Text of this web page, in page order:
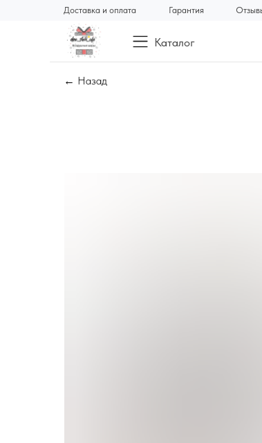
Гарантия
Доставка и оплата
Каталог
← Назад